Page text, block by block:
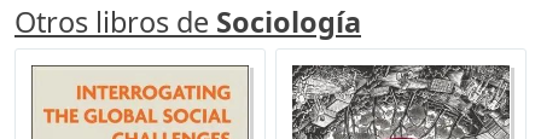
Otros libros de Sociología